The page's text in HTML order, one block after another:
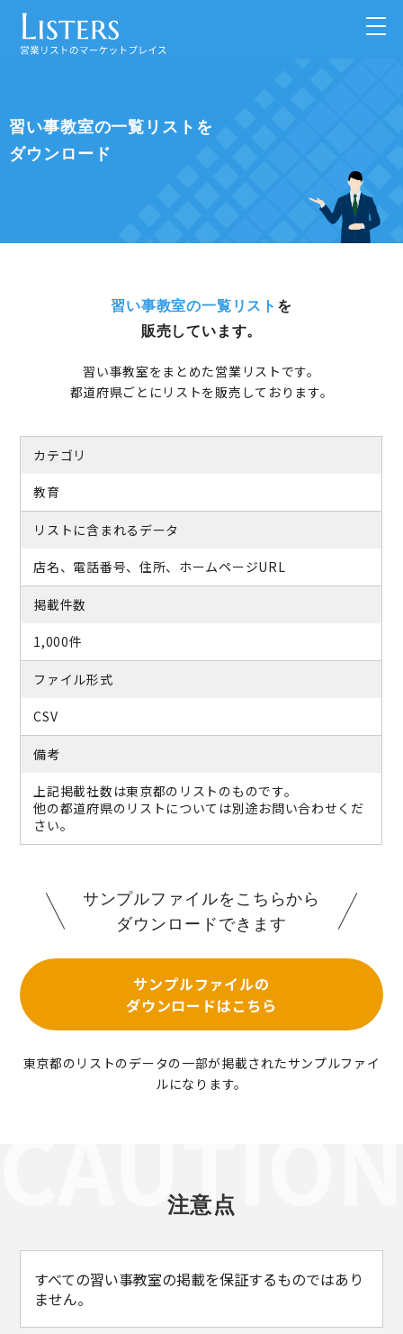
習い事教室の一覧リストを
ダウンロード
習い事教室の一覧リスト を
販売しています。
習い事教室をまとめた営業リストです。
都道府県ごとにリストを販売しております。
カテゴリ
教育
リストに含まれるデータ
店名、電話番号、住所、ホームページURL
掲載件数
1,000件
ファイル形式
CSV
備考
上記掲載社数は東京都のリストのものです。
他の都道府県のリストについては別途お問い合わせくだ
さい。
サンプルファイルをこちらから
ダウンロードできます
サンプルファイルの
ダウンロードはこちら
東京都のリストのデータの一部が掲載されたサンプルファイ
ルになります。
注意点
すべての習い事教室の掲載を保証するものではあり
ません。